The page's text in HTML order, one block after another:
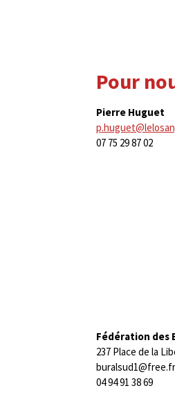
Pour
Pierre Huguet
07 75 29 87 02
Fédération des
237 Place de la
buralsud1@free.fr
04 94 91 38 69